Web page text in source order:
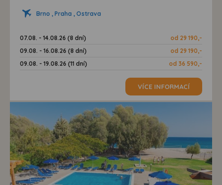
Brno , Praha , Ostrava
07.08. - 14.08.26 (8 dní)
od 29 190,-
09.08. - 16.08.26 (8 dní)
od 29 190,-
09.08. - 19.08.26 (11 dní)
od 36 590,-
VÍCE INFORMACÍ